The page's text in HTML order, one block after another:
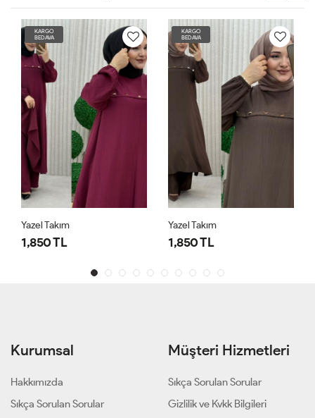
KARGO
BEDAVA
Yazel Takım
1,850 TL
KARGO
BEDAVA
Yazel Takım
1,850 TL
Kurumsal
Hakkımızda
Sıkça Sorulan Sorular
Müşteri Hizmetleri
Sıkça Sorulan Sorular
Gizlilik ve Kvkk Bilgileri